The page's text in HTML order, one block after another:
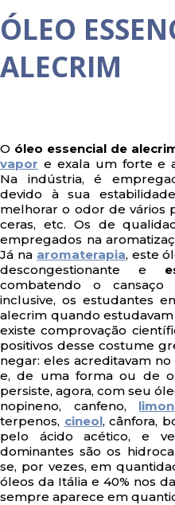
ÓLEO
ALECRIM
O óleo essencial de
vapor e exala um forte e
Na indústria, é
devido à sua
melhorar o odor de vários
ceras, etc. Os de
empregados na
Já na aromaterapia, este
descongestionante e
combatendo o cansaço
inclusive, os estudantes
alecrim quando estudavam
existe comprovação
positivos desse costume
negar: eles acreditavam
e, de uma forma ou de
persiste, agora, com seu
nopineno, canfeno,
terpenos, cineol, cânfora,
pelo ácido acético, e
dominantes são os
se, por vezes, em
óleos da Itália e 40% nos
sempre aparece em